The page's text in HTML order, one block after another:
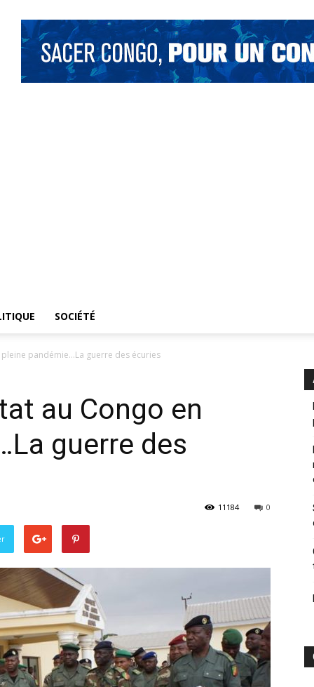
SOCIÉTÉ
pandémie…La guerre des écuries
au Congo en
guerre des
0
11184